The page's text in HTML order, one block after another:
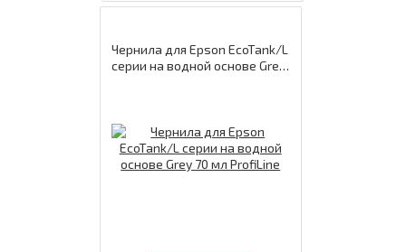
Чернила для Epson EcoTank/L
серии на водной основе Grey